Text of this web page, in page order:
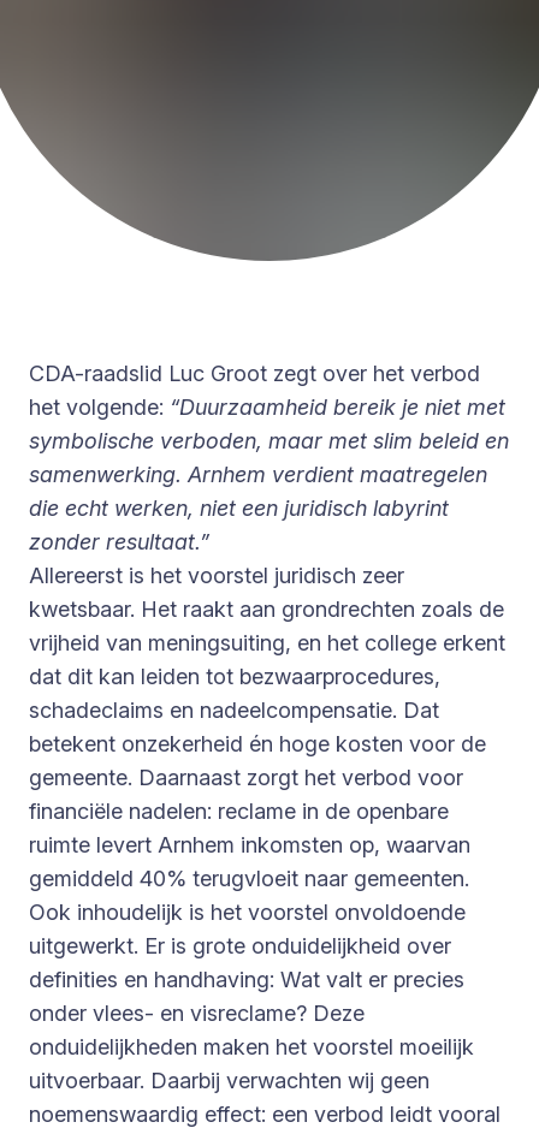
CDA-raadslid Luc Groot zegt over het verbod
het volgende: “Duurzaamheid bereik je niet met
symbolische verboden, maar met slim beleid en
samenwerking. Arnhem verdient maatregelen
die echt werken, niet een juridisch labyrint
zonder resultaat.”
Allereerst is het voorstel juridisch zeer
kwetsbaar. Het raakt aan grondrechten zoals de
vrijheid van meningsuiting, en het college erkent
dat dit kan leiden tot bezwaarprocedures,
schadeclaims en nadeelcompensatie. Dat
betekent onzekerheid én hoge kosten voor de
gemeente. Daarnaast zorgt het verbod voor
financiële nadelen: reclame in de openbare
ruimte levert Arnhem inkomsten op, waarvan
gemiddeld 40% terugvloeit naar gemeenten.
Ook inhoudelijk is het voorstel onvoldoende
uitgewerkt. Er is grote onduidelijkheid over
definities en handhaving: Wat valt er precies
onder vlees- en visreclame? Deze
onduidelijkheden maken het voorstel moeilijk
uitvoerbaar. Daarbij verwachten wij geen
noemenswaardig effect: een verbod leidt vooral